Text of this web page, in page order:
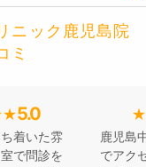
ニック鹿児島院
ミ
5.0
着いた雰
で問診を
鹿児島
でアク